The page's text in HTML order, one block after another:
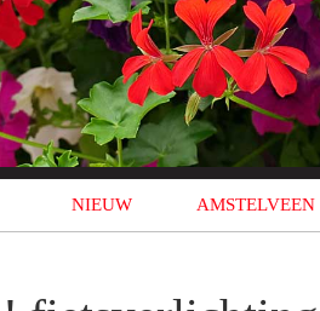
NIEUW AMSTELVEEN